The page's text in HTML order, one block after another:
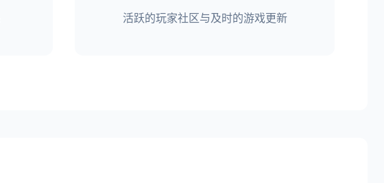
活跃的玩家社区与及时的游戏更新